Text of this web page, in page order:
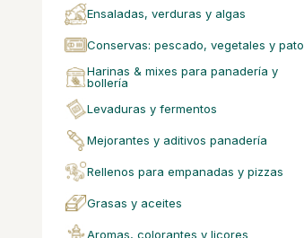
ensaladas, verduras y algas
conservas: pescado, vegetales y pato
harinas & mixes para panadería y
bollería
levaduras y fermentos
mejorantes y aditivos panadería
rellenos para empanadas y pizzas
grasas y aceites
aromas, colorantes y licores